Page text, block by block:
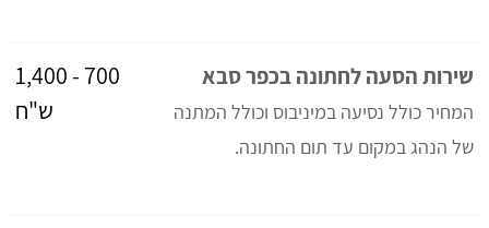
שירות הסעה לחתונה בכפר סבא
המחיר כולל נסיעה במיניבוס וכולל המתנה
של הנהג במקום עד תום החתונה.
700 - 1,400
ש"ח